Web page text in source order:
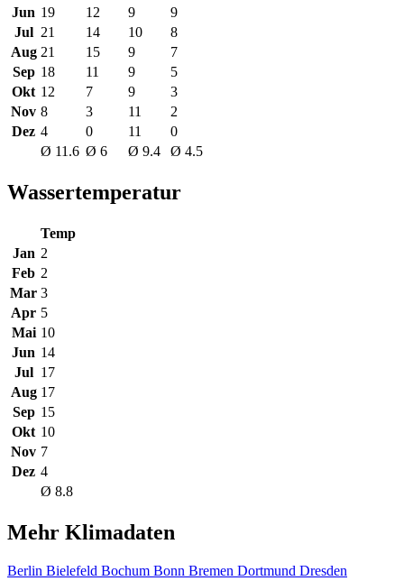
Jun 19 12 9
9
Jul 21 14 10
8
Aug 21 15 9
7
Sep 18 11 9
5
Okt 12 7 9
3
Nov 8 3 11
2
Dez 4 0 11
0
Ø 11.6 Ø 6 Ø 9.4 Ø 4.5
Wassertemperatur
Temp
Jan 2
Feb 2
Mar 3
Apr 5
Mai 10
Jun 14
Jul 17
Aug 17
Sep 15
Okt 10
Nov 7
Dez 4
Ø 8.8
Mehr Klimadaten
Berlin Bielefeld Bochum Bonn Bremen Dortmund Dresden